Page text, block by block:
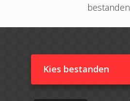
bestanden
Kies bestanden